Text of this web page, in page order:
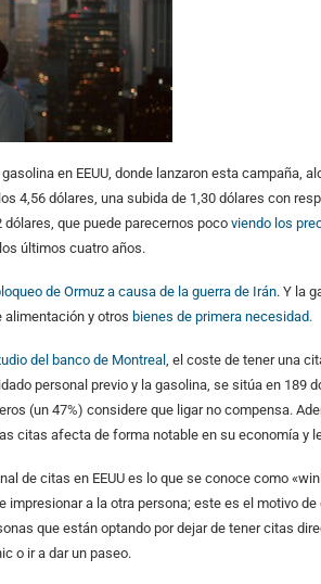
en EEUU, donde lanzaron esta campaña,
4,56 dólares, una subida de 1,30 dólares con
que puede parecernos poco viendo los
últimos cuatro años.
de Ormuz a causa de la guerra de Irán. Y la
y otros bienes de primera necesidad.
del banco de Montreal
, el coste de tener una
personal previo y la gasolina, se sitúa en 189
(un 47%) considere que ligar no compensa.
citas afecta de forma notable en su economía y
de citas en EEUU es lo que se conoce como
impresionar a la otra persona; este es el motivo
que están optando por dejar de tener citas
o ir a dar un paseo.